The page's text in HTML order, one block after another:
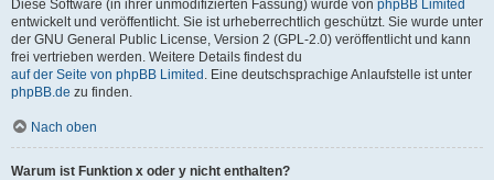
Diese Software (in ihrer unmodifizierten Fassung) wurde von phpBB Limited
entwickelt und veröffentlicht. Sie ist urheberrechtlich geschützt. Sie wurde unter
der GNU General Public License, Version 2 (GPL-2.0) veröffentlicht und kann
frei vertrieben werden. Weitere Details findest du
auf der Seite von phpBB Limited . Eine deutschsprachige Anlaufstelle ist unter
phpBB.de zu finden.
Nach oben
Warum ist Funktion x oder y nicht enthalten?